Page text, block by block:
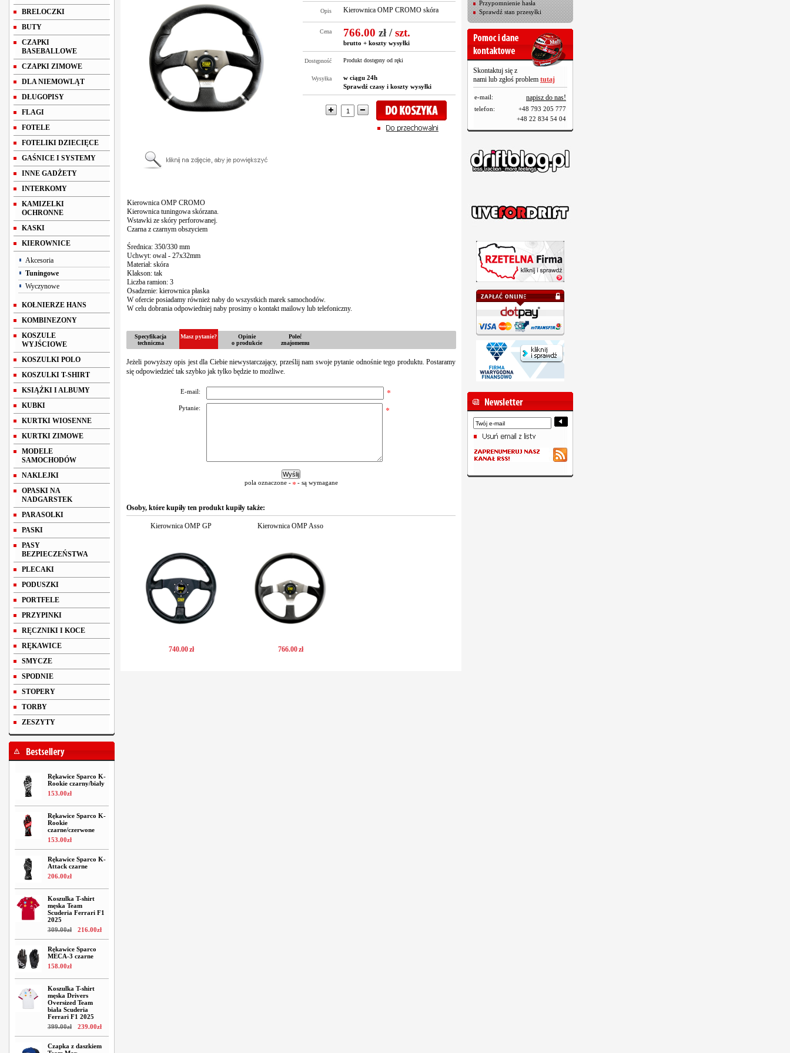
BRELOCZKI
BUTY
CZAPKI
BASEBALLOWE
CZAPKI ZIMOWE
DLA NIEMOWLĄT
DŁUGOPISY
FLAGI
FOTELE
FOTELIKI DZIECIĘCE
GAŚNICE I SYSTEMY
INNE GADŻETY
INTERKOMY
KAMIZELKI
OCHRONNE
KASKI
KIEROWNICE
Akcesoria
Tuningowe
Wyczynowe
KOŁNIERZE HANS
KOMBINEZONY
KOSZULE
WYJŚCIOWE
KOSZULKI POLO
KOSZULKI T-SHIRT
KSIĄŻKI I ALBUMY
KUBKI
KURTKI WIOSENNE
KURTKI ZIMOWE
MODELE
SAMOCHODÓW
NAKLEJKI
OPASKI NA
NADGARSTEK
PARASOLKI
PASKI
PASY
BEZPIECZEŃSTWA
PLECAKI
PODUSZKI
PORTFELE
PRZYPINKI
RĘCZNIKI I KOCE
RĘKAWICE
SMYCZE
SPODNIE
STOPERY
TORBY
ZESZYTY
Rękawice Sparco K-
Rookie czarny/biały
153.00zł
Rękawice Sparco K-
Rookie
czarne/czerwone
153.00zł
Rękawice Sparco K-
Attack czarne
206.00zł
Koszulka T-shirt
męska Team
Scuderia Ferrari F1
2025
309.00zł 216.00zł
Rękawice Sparco
MECA-3 czarne
158.00zł
Koszulka T-shirt
męska Drivers
Oversized Team
biała Scuderia
Ferrari F1 2025
399.00zł 239.00zł
Czapka z daszkiem
Opis Kierownica OMP CROMO skóra
Cena 766.00 zł/szt.
brutto + koszty wysyłki
Dostępność Produkt dostępny od ręki
Wysyłka
w ciągu 24h
Sprawdź czasy i koszty wysyłki
Kierownica OMP CROMO
Kierownica tuningowa skórzana.
Wstawki ze skóry perforowanej.
Czarna z czarnym obszyciem
Średnica: 350/330 mm
Uchwyt: owal - 27x32mm
Materiał: skóra
Klakson: tak
Liczba ramion: 3
Osadzenie: kierownica płaska
W ofercie posiadamy również naby do wszystkich marek samochodów.
W celu dobrania odpowiedniej naby prosimy o kontakt mailowy lub telefoniczny.
Specyfikacja
techniczna
Masz pytanie?
Opinie
o produkcie
Poleć
znajomemu
Jeżeli powyższy opis jest dla Ciebie niewystarczający, prześlij nam swoje pytanie odnośnie tego produktu. Postaramy
się odpowiedzieć tak szybko jak tylko będzie to możliwe.
E-mail:
Pytanie:
pola oznaczone - - są wymagane
Osoby, które kupiły ten produkt kupiły także:
Kierownica OMP GP
740.00zł
Kierownica OMP Asso
766.00zł
Przypomnienie hasła
Sprawdź stan przesyłki
Skontaktuj się z
nami lub zgłoś problem tutaj
e-mail: napisz do nas!
telefon:
+48 793 205 777
+48 22 834 54 04